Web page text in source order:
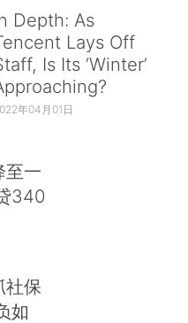
Depth: As
Lays Off
Is Its ‘Winter’
年04月01日
至一
340
社保
如